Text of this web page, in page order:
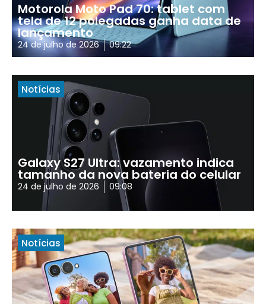
Motorola Moto Pad 70: tablet com
tela de 12 polegadas ganha data de
lançamento
24 de julho de 2026 09:22
Notícias
Galaxy S27 Ultra: vazamento indica
tamanho da nova bateria do celular
24 de julho de 2026 09:08
Notícias